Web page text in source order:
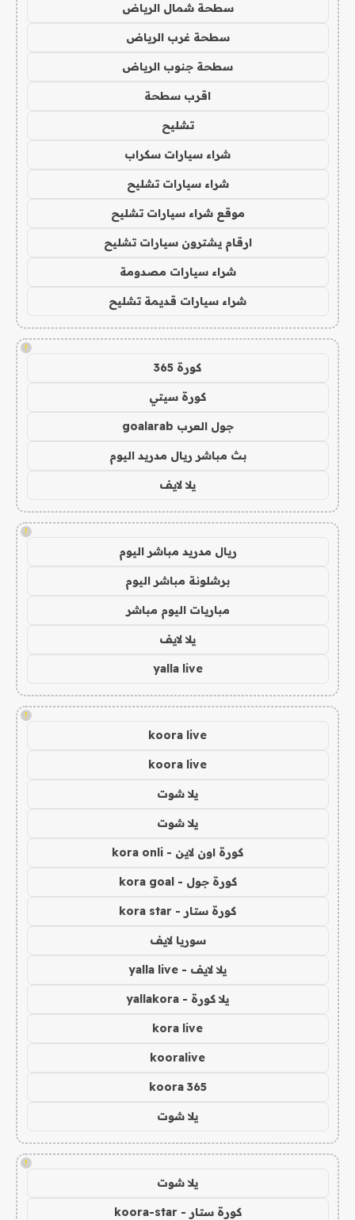
سطحة شمال الرياض
سطحة غرب الرياض
سطحة جنوب الرياض
اقرب سطحة
تشليح
شراء سيارات سكراب
شراء سيارات تشليح
موقع شراء سيارات تشليح
ارقام يشترون سيارات تشليح
شراء سيارات مصدومة
شراء سيارات قديمة تشليح
!
كورة 365
كورة سيتي
جول العرب goalarab
بث مباشر ريال مدريد اليوم
يلا لايف
!
ريال مدريد مباشر اليوم
برشلونة مباشر اليوم
مباريات اليوم مباشر
يلا لايف
yalla live
!
koora live
koora live
يلا شوت
يلا شوت
كورة اون لاين - kora onli
كورة جول - kora goal
كورة ستار - kora star
سوريا لايف
يلا لايف - yalla live
يلا كورة - yallakora
kora live
kooralive
koora 365
يلا شوت
!
يلا شوت
كورة ستار - koora-star